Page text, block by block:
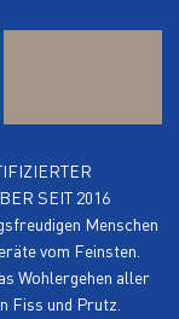
SEIT 2016
Menschen
vom Feinsten.
Wohlergehen aller
Fiss und Prutz.